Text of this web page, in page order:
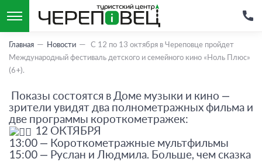
Главная Новости
С 12 по 13 октября в Череповце пройдет
Международный фестиваль детского и семейного кино «Ноль Плюс»
(6+).
Показы состоятся в Доме музыки и кино —
зрители увидят два полнометражных фильма и
две программы короткометражек:
12 ОКТЯБРЯ
13:00 — Короткометражные мультфильмы
15:00 — Руслан и Людмила. Больше, чем сказка